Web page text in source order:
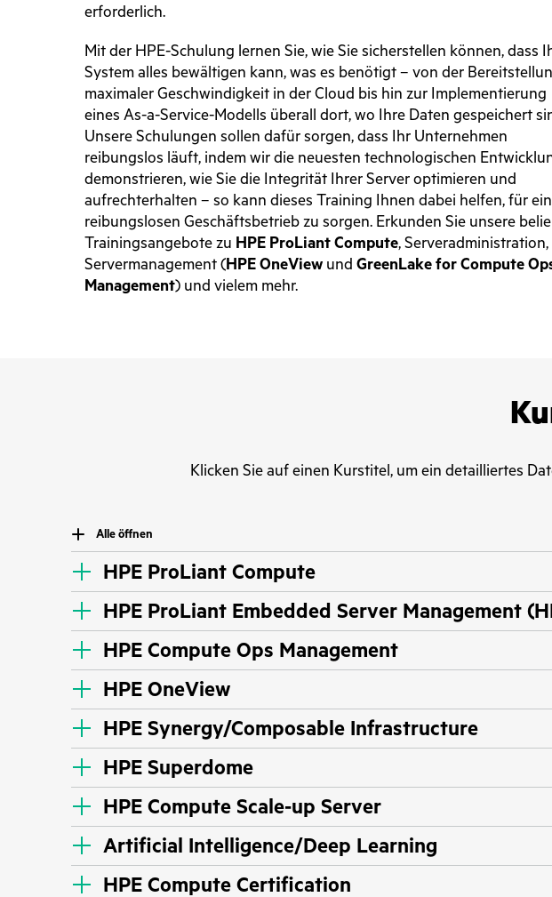
erforderlich.
Mit der HPE-Schulung lernen Sie, wie Sie sicherstellen können, dass
System alles bewältigen kann, was es benötigt – von der
maximaler Geschwindigkeit in der Cloud bis hin zur Implementierung
eines As-a-Service-Modells überall dort, wo Ihre Daten gespeichert
Unsere Schulungen sollen dafür sorgen, dass Ihr Unternehmen
reibungslos läuft, indem wir die neuesten technologischen
demonstrieren, wie Sie die Integrität Ihrer Server optimieren und
aufrechterhalten – so kann dieses Training Ihnen dabei helfen, für
reibungslosen Geschäftsbetrieb zu sorgen. Erkunden Sie unsere
Trainingsangebote zu HPE ProLiant Compute, Serveradministration,
Servermanagement (HPE OneView und GreenLake for Compute
Management) und vielem mehr.
Klicken Sie auf einen Kurstitel, um ein detailliertes
Alle öffnen
HPE ProLiant Compute
HPE ProLiant Embedded Server Management
HPE Compute Ops Management
HPE OneView
HPE Synergy/Composable Infrastructure
HPE Superdome
HPE Compute Scale-up Server
Artificial Intelligence/Deep Learning
HPE Compute Certification